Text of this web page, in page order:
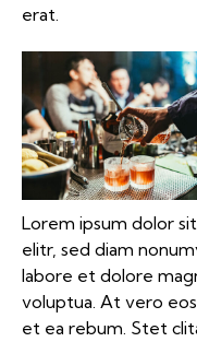
erat.
Lorem ipsum dolor
elitr, sed diam
labore et dolore
voluptua. At vero
et ea rebum. Stet